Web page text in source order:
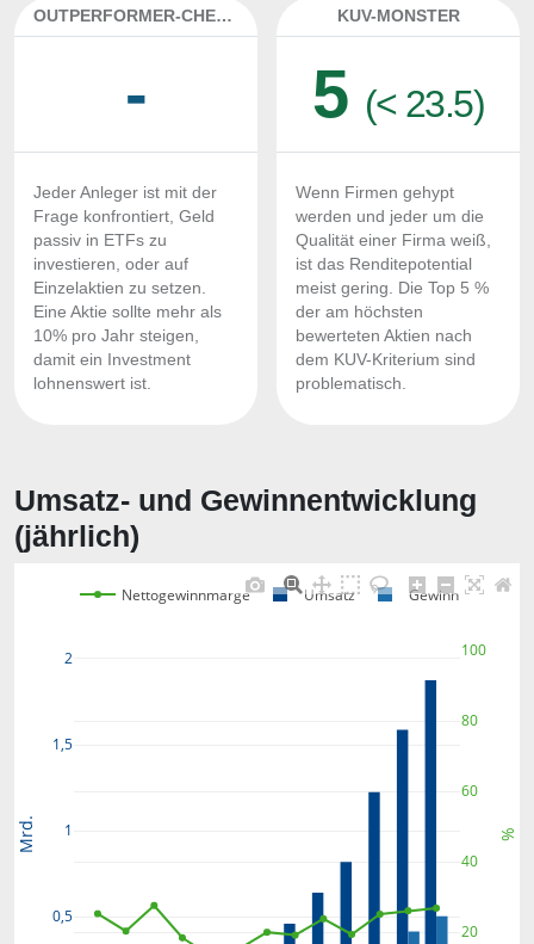
OUTPERFORMER-CHECK
-
Jeder Anleger ist mit der
Frage konfrontiert, Geld
passiv in ETFs zu
investieren, oder auf
Einzelaktien zu setzen.
Eine Aktie sollte mehr als
10% pro Jahr steigen,
damit ein Investment
lohnenswert ist.
KUV-MONSTER
5 (< 23.5)
Wenn Firmen gehypt
werden und jeder um die
Qualität einer Firma weiß,
ist das Renditepotential
meist gering. Die Top 5 %
der am höchsten
bewerteten Aktien nach
dem KUV-Kriterium sind
problematisch.
Umsatz- und Gewinnentwicklung
(jährlich)
0,5
1
1,5
2
20
40
60
80
100
Nettogewinnmarge Umsatz Gewinn
Mrd. %